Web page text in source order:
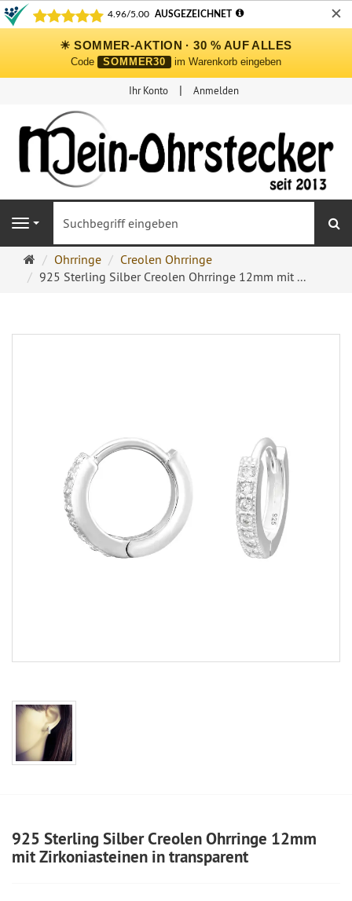
✕
☀ SOMMER-AKTION · 30 % AUF ALLES
Code SOMMER30 im Warenkorb eingeben
Ihr Konto Anmelden
Navigation
Ohrringe
Ohrstecker
Ohrringe
Creolen Ohrringe
925 Sterling Silber Creolen Ohrringe 12mm mit ...
925 Sterling Silber Creolen Ohrringe 12mm
mit Zirkoniasteinen in transparent